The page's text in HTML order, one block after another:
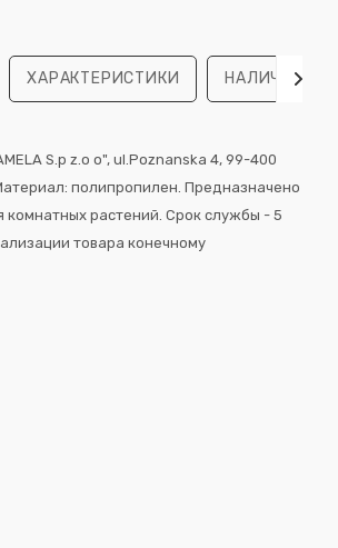
ХАРАКТЕРИСТИКИ НАЛИЧИЕ
S.p z.o o", ul.Poznanska 4, 99-400
полипропилен. Предназначено
комнатных растений. Срок службы - 5
товара конечному